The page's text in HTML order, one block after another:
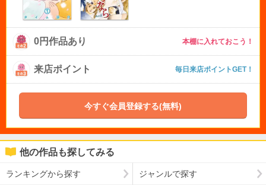
0円作品あり 本棚に入れておこう！
来店ポイント 毎日来店ポイントGET！
今すぐ会員登録する(無料)
他の作品も探してみる
ランキングから探す ジャンルで探す